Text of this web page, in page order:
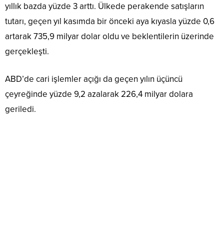
yıllık bazda yüzde 3 arttı. Ülkede perakende satışların
tutarı, geçen yıl kasımda bir önceki aya kıyasla yüzde 0,6
artarak 735,9 milyar dolar oldu ve beklentilerin üzerinde
gerçekleşti.
ABD’de cari işlemler açığı da geçen yılın üçüncü
çeyreğinde yüzde 9,2 azalarak 226,4 milyar dolara
geriledi.